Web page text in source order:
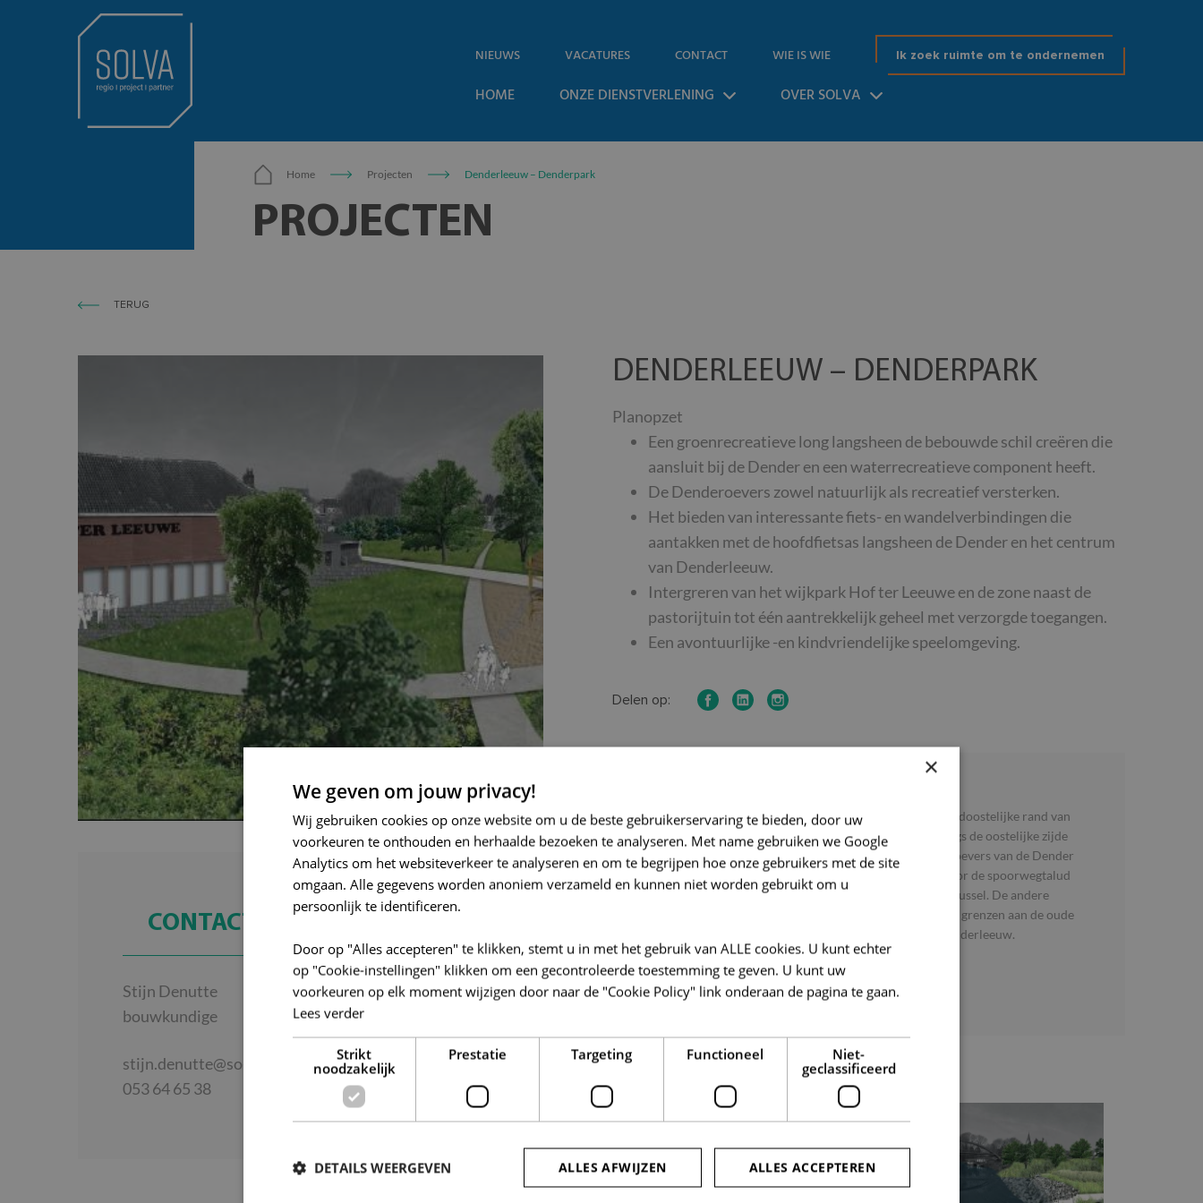
NIEUWS VACATURES CONTACT WIE IS WIE Ik zoek ruimte om te ondernemen
HOME ONZE DIENSTVERLENING OVER SOLVA
Home Projecten Denderleeuw – Denderpark
PROJECTEN
TERUG
CONTACTPERSOON
Stijn Denutte
bouwkundige
stijn.denutte@so-lva.be
053 64 65 38
DENDERLEEUW – DENDERPARK
Planopzet
Een groenrecreatieve long langsheen de bebouwde schil creëren die
aansluit bij de Dender en een waterrecreatieve component heeft.
De Denderoevers zowel natuurlijk als recreatief versterken.
Het bieden van interessante fiets- en wandelverbindingen die
aantakken met de hoofdfietsas langsheen de Dender en het centrum
van Denderleeuw.
Intergreren van het wijkpark Hof ter Leeuwe en de zone naast de
pastorijtuin tot één aantrekkelijk geheel met verzorgde toegangen.
Een avontuurlijke -en kindvriendelijke speelomgeving.
Delen op:
Gelegen in de noordoostelijke rand van
Denderleeuw. Langs de oostelijke zijde
begrensd door de oevers van de Dender
en ten noorden door de spoorwegtalud
van de lijn Gent-Brussel. De andere
zijden van het park grenzen aan de oude
dorpskern van Denderleeuw.
Ontwerp
×
We geven om jouw privacy!
Wij gebruiken cookies op onze website om u de beste gebruikerservaring te bieden, door uw
voorkeuren te onthouden en herhaalde bezoeken te analyseren. Met name gebruiken we Google
Analytics om het websiteverkeer te analyseren en om te begrijpen hoe onze gebruikers met de site
omgaan. Alle gegevens worden anoniem verzameld en kunnen niet worden gebruikt om u
persoonlijk te identificeren.
Door op "Alles accepteren" te klikken, stemt u in met het gebruik van ALLE cookies. U kunt echter
op "Cookie-instellingen" klikken om een gecontroleerde toestemming te geven. U kunt uw
voorkeuren op elk moment wijzigen door naar de "Cookie Policy" link onderaan de pagina te gaan.
Lees verder
Strikt
noodzakelijk
Prestatie Targeting Functioneel
Niet-
geclassificeerd
ALLES ACCEPTEREN
ALLES AFWIJZEN
DETAILS WEERGEVEN